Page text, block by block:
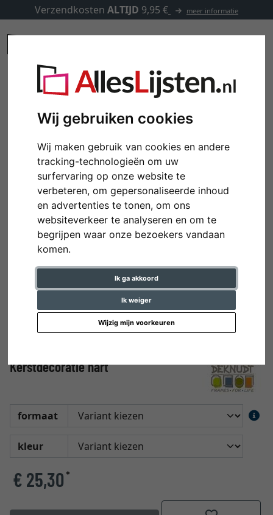
Wij gebruiken cookies
Wij maken gebruik van cookies en andere
tracking-technologieën om uw
surfervaring op onze website te
verbeteren, om gepersonaliseerde inhoud
en advertenties te tonen, om ons
websiteverkeer te analyseren en om te
begrijpen waar onze bezoekers vandaan
komen.
Ik ga akkoord
Ik weiger
Wijzig mijn voorkeuren
Verzendkosten ALTIJD 9,95 € meer informatie
Kerstdecoratie hart
formaat
kleur
€ 25,30*